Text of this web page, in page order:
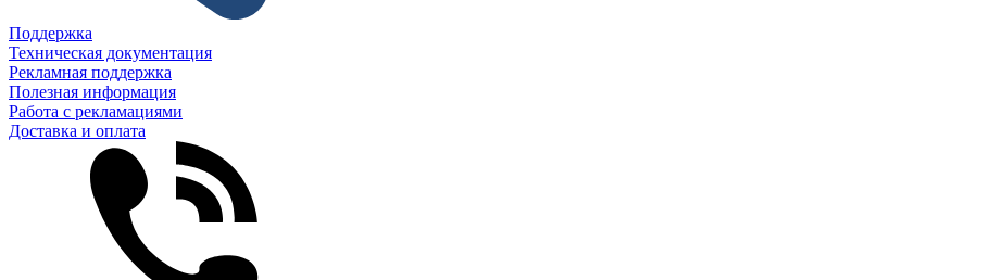
Поддержка
Техническая документация
Рекламная поддержка
Полезная информация
Работа с рекламациями
Доставка и оплата